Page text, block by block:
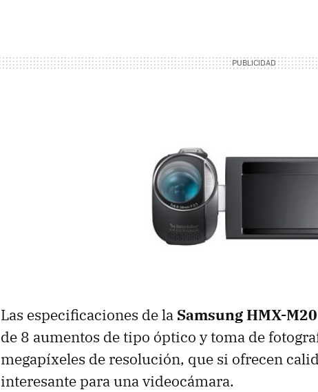
Las especificaciones de la Samsung HMX-M20
de 8 aumentos de tipo óptico y toma de
megapíxeles de resolución, que si ofrecen
interesante para una videocámara.